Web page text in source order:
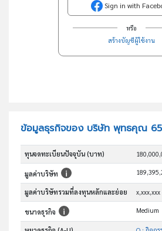
Sign in with
หรือ
สร้างบัญชีผู้ใช้งาน
ข้อมูลธุรกิจของ บริษัท พุทธคุณ
ทุนจดทะเบียนปัจจุบัน (บาท)
มูลค่าบริษัท
มูลค่าบริษัทรวมที่ลงทุนหลักและย่อย
ขนาดธุรกิจ Medium